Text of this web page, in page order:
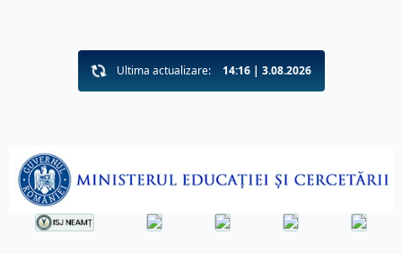
Ultima actualizare: 14:16 | 3.08.2026